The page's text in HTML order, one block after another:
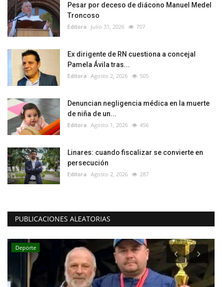
Pesar por deceso de diácono Manuel Medel
Troncoso
Editora Julio 31, 2026 707
Ex dirigente de RN cuestiona a concejal
Pamela Ávila tras...
Editora Agosto 2, 2026 505
Denuncian negligencia médica en la muerte
de niña de un...
Editora Agosto 1, 2026 456
Linares: cuando fiscalizar se convierte en
persecución
Editora Agosto 2, 2026 287
PUBLICACIONES ALEATORIAS
Deporte